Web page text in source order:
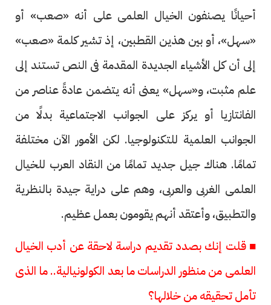
أحيانًا يصنفون الخيال العلمى على أنه «صعب» أو
«سهل»، أو بين هذين القطبين، إذ تشير كلمة «صعب»
إلى أن كل الأشياء الجديدة المقدمة فى النص تستند إلى
علم مثبت، و«سهل» يعنى أنه يتضمن عادةً عناصر من
الفانتازيا أو يركز على الجوانب الاجتماعية بدلًا من
الجوانب العلمية للتكنولوجيا. لكن الأمور الآن مختلفة
تمامًا. هناك جيل جديد تمامًا من النقاد العرب للخيال
العلمى الغربى والعربى، وهم على دراية جيدة بالنظرية
والتطبيق، وأعتقد أنهم يقومون بعمل عظيم.
■ قلت إنك بصدد تقديم دراسة لاحقة عن أدب الخيال
العلمى من منظور الدراسات ما بعد الكولونيالية.. ما الذى
تأمل تحقيقه من خلالها؟